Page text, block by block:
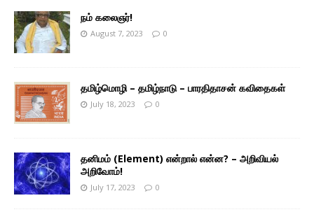
நம் கலைஞர்!
August 7, 2023 0
தமிழ்மொழி – தமிழ்நாடு – பாரதிதாசன் கவிதைகள்
July 18, 2023 0
தனிமம் (Element) என்றால் என்ன? – அறிவியல்
அறிவோம்!
July 17, 2023 0